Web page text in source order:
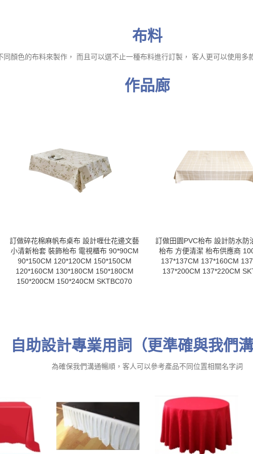
布料
同顏色的布料來製作， 而且可以選不止一種布料進行訂製， 客人更可以使用多
作品廊
訂做碎花棉麻帆布桌布 設計喱仕花邊文藝
小清新枱套 裝飾枱布 電視櫃布 90*90CM
90*150CM 120*120CM 150*150CM
120*160CM 130*180CM 150*180CM
150*200CM 150*240CM SKTBC070
訂做田園PVC枱布 設計防水防
枱布 方便清潔 枱布供應商
137*137CM 137*160CM
137*200CM 137*220CM
自助設計專業用詞（更準確與我們溝
為確保我們溝通暢順，客人可以參考產品不同位置相關名字詞